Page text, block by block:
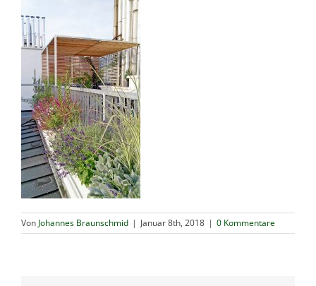
Von Johannes Braunschmid | Januar 8th, 2018 | 0 Kommentare